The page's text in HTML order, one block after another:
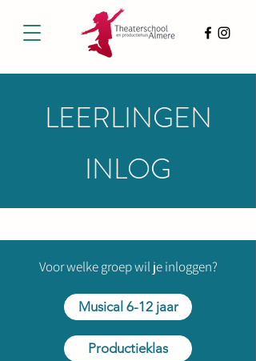
LEERLINGEN
INLOG
Voor welke groep wil je inloggen?
Musical 6-12 jaar
Productieklas